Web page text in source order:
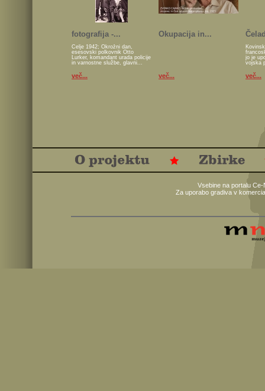
fotografija -...
Celje 1942; Okrožni dan,
esesovski polkovnik Otto
Lurker, komandant urada policije
in varnostne službe, glavni...
več...
Okupacija in...
več...
jo je
vojska
več...
Vsebine na portalu
Za uporabo gradiva v